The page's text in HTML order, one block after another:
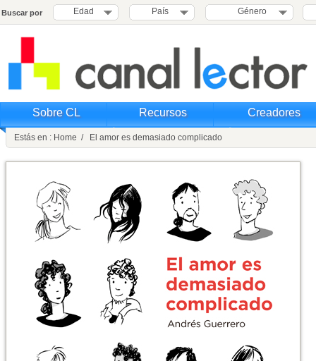
Buscar por Edad País Género
Sobre CL Recursos Creadores
Estás en : Home / El amor es demasiado complicado